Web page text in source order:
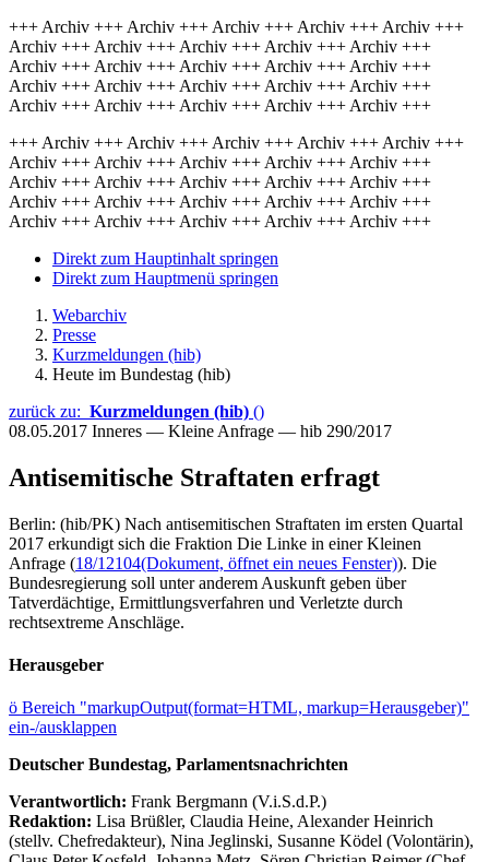
+++ Archiv +++ Archiv +++ Archiv +++ Archiv +++ Archiv +++
Archiv +++ Archiv +++ Archiv +++ Archiv +++ Archiv +++
Archiv +++ Archiv +++ Archiv +++ Archiv +++ Archiv +++
Archiv +++ Archiv +++ Archiv +++ Archiv +++ Archiv +++
Archiv +++ Archiv +++ Archiv +++ Archiv +++ Archiv +++
+++ Archiv +++ Archiv +++ Archiv +++ Archiv +++ Archiv +++
Archiv +++ Archiv +++ Archiv +++ Archiv +++ Archiv +++
Archiv +++ Archiv +++ Archiv +++ Archiv +++ Archiv +++
Archiv +++ Archiv +++ Archiv +++ Archiv +++ Archiv +++
Archiv +++ Archiv +++ Archiv +++ Archiv +++ Archiv +++
Direkt zum Hauptinhalt springen
Direkt zum Hauptmenü springen
Webarchiv
Presse
Kurzmeldungen (hib)
Heute im Bundestag (hib)
zurück zu: Kurzmeldungen (hib) ()
08.05.2017 Inneres — Kleine Anfrage — hib 290/2017
Antisemitische Straftaten erfragt
Berlin: (hib/PK) Nach antisemitischen Straftaten im ersten Quartal
2017 erkundigt sich die Fraktion Die Linke in einer Kleinen
Anfrage (18/12104(Dokument, öffnet ein neues Fenster)). Die
Bundesregierung soll unter anderem Auskunft geben über
Tatverdächtige, Ermittlungsverfahren und Verletzte durch
rechtsextreme Anschläge.
Herausgeber
ö Bereich "markupOutput(format=HTML, markup=Herausgeber)"
ein-/ausklappen
Deutscher Bundestag, Parlamentsnachrichten
Verantwortlich: Frank Bergmann (V.i.S.d.P.)
Redaktion: Lisa Brüßler, Claudia Heine, Alexander Heinrich
(stellv. Chefredakteur), Nina Jeglinski, Susanne Ködel (Volontärin),